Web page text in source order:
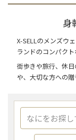
身
X-SELLのメンズウ
ランドのコンパクト
街歩きや旅行、休
や、大切な方への贈